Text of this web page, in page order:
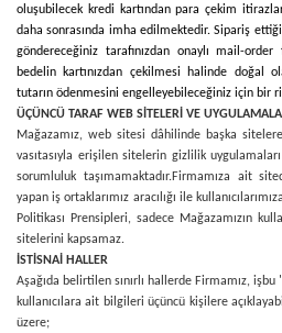
oluşubilecek kredi kartından para çekim
daha sonrasında imha edilmektedir. Sipariş
göndereceğiniz tarafınızdan onaylı mail-
bedelin kartınızdan çekilmesi halinde doğal
tutarın ödenmesini engelleyebileceğiniz için bir
ÜÇÜNCÜ TARAF WEB SİTELERİ VE
Mağazamız, web sitesi dâhilinde başka
vasıtasıyla erişilen sitelerin gizlilik
sorumluluk taşımamaktadır.Firmamıza ait
yapan iş ortaklarımız aracılığı ile
Politikası Prensipleri, sadece Mağazamızın
sitelerini kapsamaz.
İSTİSNAİ HALLER
Aşağıda belirtilen sınırlı hallerde Firmamız,
kullanıcılara ait bilgileri üçüncü kişilere
üzere;